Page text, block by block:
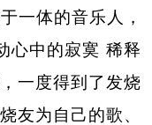
一体的音乐人，
心中的寂寞 稀释
一度得到了发烧
友为自己的歌、